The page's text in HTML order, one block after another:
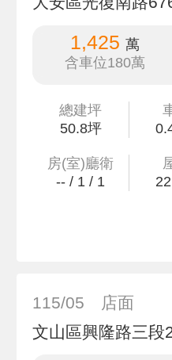
1,425 萬
含車位180萬
總建坪
50.8坪
房(室)廳衛
-- / 1 / 1
115/05
店面
文山區興隆路三段